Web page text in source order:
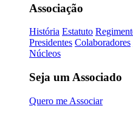
Associação
História Estatuto
Presidentes Colaboradores
Núcleos
Seja um Associado
Quero me Associar